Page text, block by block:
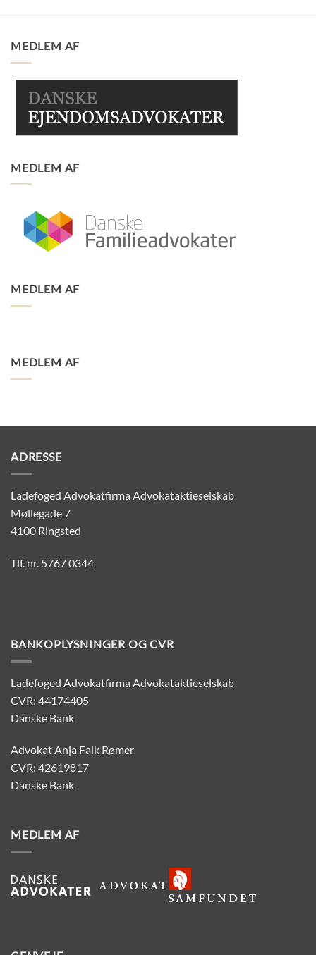
MEDLEM AF
MEDLEM AF
MEDLEM AF
MEDLEM AF
ADRESSE
Ladefoged Advokatfirma Advokataktieselskab
Møllegade 7
4100 Ringsted
Tlf. nr. 5767 0344
BANKOPLYSNINGER OG CVR
Ladefoged Advokatfirma Advokataktieselskab
CVR: 44174405
Danske Bank
Advokat Anja Falk Rømer
CVR: 42619817
Danske Bank
MEDLEM AF